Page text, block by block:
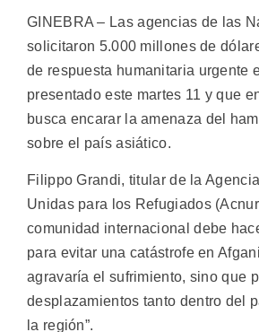
GINEBRA – Las agencias de las
solicitaron 5.000 millones de
de respuesta humanitaria urgente
presentado este martes 11 y que
busca encarar la amenaza del
sobre el país asiático.
Filippo Grandi, titular de la
Unidas para los Refugiados
comunidad internacional debe
para evitar una catástrofe en
agravaría el sufrimiento, sino que
desplazamientos tanto dentro del
la región”.